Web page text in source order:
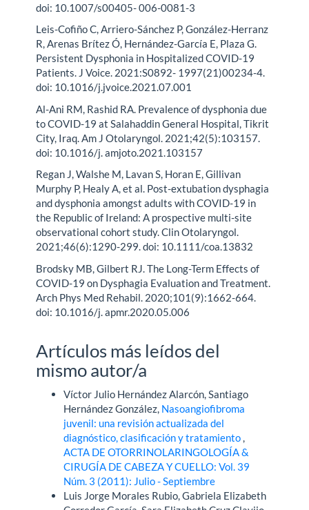
doi: 10.1007/s00405- 006-0081-3
Leis-Cofiño C, Arriero-Sánchez P, González-Herranz
R, Arenas Brítez Ó, Hernández-García E, Plaza G.
Persistent Dysphonia in Hospitalized COVID-19
Patients. J Voice. 2021:S0892- 1997(21)00234-4.
doi: 10.1016/j.jvoice.2021.07.001
Al-Ani RM, Rashid RA. Prevalence of dysphonia due
to COVID-19 at Salahaddin General Hospital, Tikrit
City, Iraq. Am J Otolaryngol. 2021;42(5):103157.
doi: 10.1016/j. amjoto.2021.103157
Regan J, Walshe M, Lavan S, Horan E, Gillivan
Murphy P, Healy A, et al. Post-extubation dysphagia
and dysphonia amongst adults with COVID-19 in
the Republic of Ireland: A prospective multi-site
observational cohort study. Clin Otolaryngol.
2021;46(6):1290-299. doi: 10.1111/coa.13832
Brodsky MB, Gilbert RJ. The Long-Term Effects of
COVID-19 on Dysphagia Evaluation and Treatment.
Arch Phys Med Rehabil. 2020;101(9):1662-664.
doi: 10.1016/j. apmr.2020.05.006
Artículos más leídos del
mismo autor/a
Víctor Julio Hernández Alarcón, Santiago
Hernández González, Nasoangiofibroma
juvenil: una revisión actualizada del
diagnóstico, clasificación y tratamiento,
ACTA DE OTORRINOLARINGOLOGÍA &
CIRUGÍA DE CABEZA Y CUELLO: Vol. 39
Núm. 3 (2011): Julio - Septiembre
Luis Jorge Morales Rubio, Gabriela Elizabeth